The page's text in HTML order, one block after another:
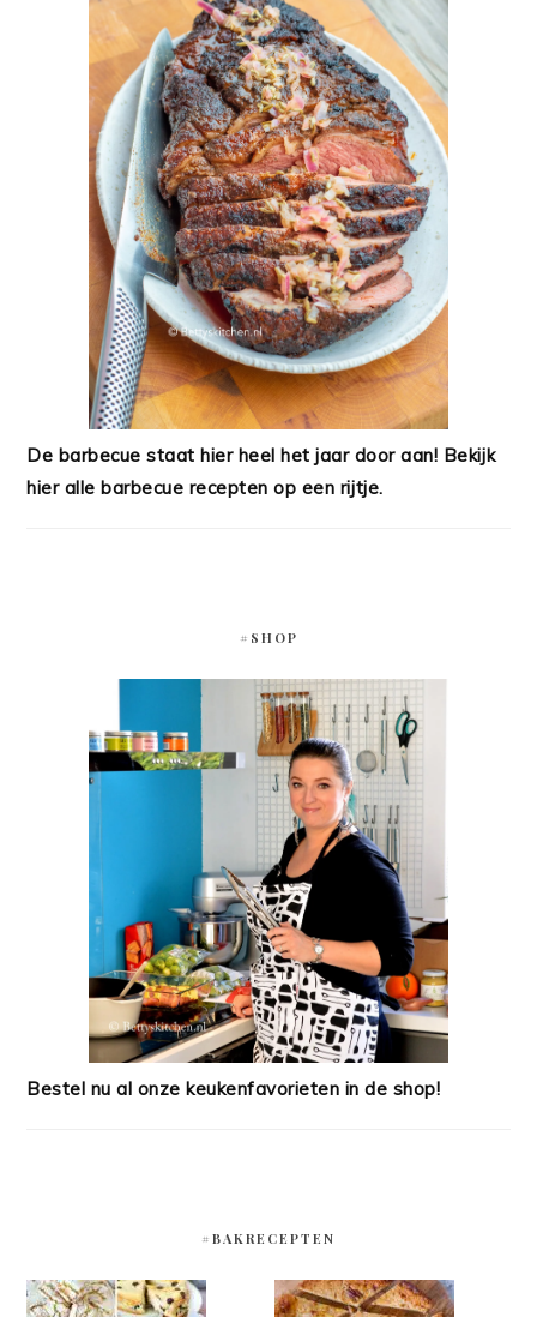
De barbecue staat hier heel het jaar door aan! Bekijk
hier alle barbecue recepten op een rijtje.
#SHOP
Bestel nu al onze keukenfavorieten in de shop!
#BAKRECEPTEN